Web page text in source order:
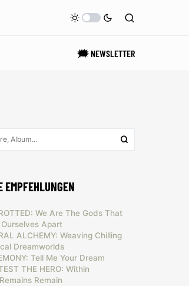
🗯 NEWSLETTER
EMPFEHLUNGEN
We Are The Gods That
Apart
ALCHEMY: Weaving Chilling
Dreamworlds
Tell Me Your Dream
THE HERO: Within
Remain